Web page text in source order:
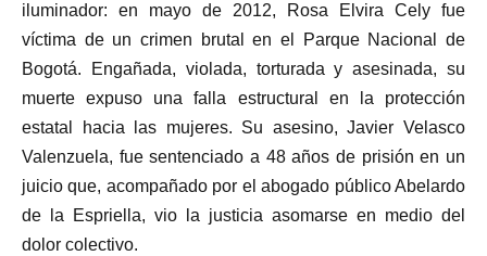
iluminador: en mayo de 2012, Rosa Elvira Cely fue
víctima de un crimen brutal en el Parque Nacional de
Bogotá. Engañada, violada, torturada y asesinada, su
muerte expuso una falla estructural en la protección
estatal hacia las mujeres. Su asesino, Javier Velasco
Valenzuela, fue sentenciado a 48 años de prisión en un
juicio que, acompañado por el abogado público Abelardo
de la Espriella, vio la justicia asomarse en medio del
dolor colectivo.